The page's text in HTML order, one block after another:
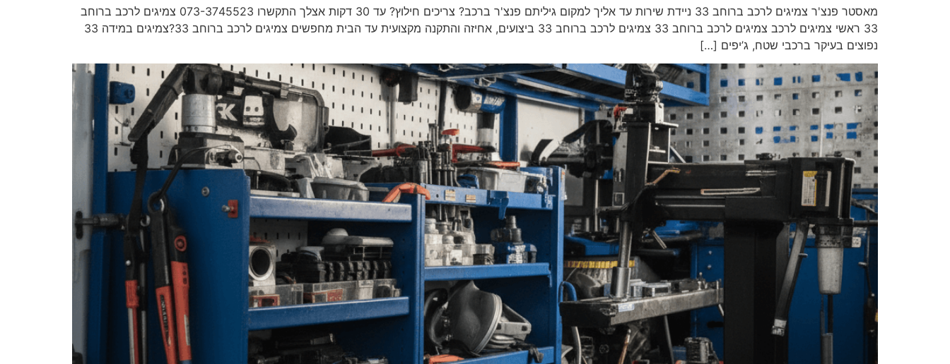
מאסטר פנצ'ר צמיגים לרכב ברוחב 33 ניידת שירות עד אליך למקום גיליתם פנצ'ר ברכב? צריכים חילוץ? עד 30 דקות אצלך התקשרו 073-3745523 צמיגים לרכב ברוחב
33 ראשי צמיגים לרכב צמיגים לרכב ברוחב 33 צמיגים לרכב ברוחב 33 ביצועים, אחיזה והתקנה מקצועית עד הבית מחפשים צמיגים לרכב ברוחב 33?צמיגים במידה 33
נפוצים בעיקר ברכבי שטח, ג’יפים […]